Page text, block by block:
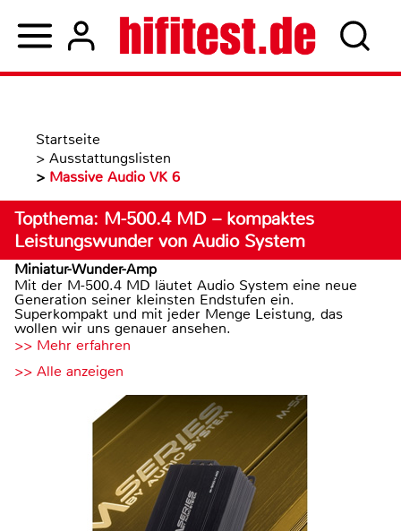
Startseite
> Ausstattungslisten
> Massive Audio VK 6
Topthema: M-500.4 MD – kompaktes
Leistungswunder von Audio System
Miniatur-Wunder-Amp
Mit der M-500.4 MD läutet Audio System eine neue
Generation seiner kleinsten Endstufen ein.
Superkompakt und mit jeder Menge Leistung, das
wollen wir uns genauer ansehen.
>> Mehr erfahren
>> Alle anzeigen